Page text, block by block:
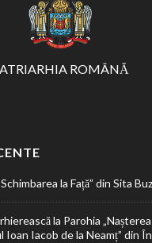
ROMÂNĂ
la Față” din Sita
la Parohia
Ioan Iacob de la Neamț” din